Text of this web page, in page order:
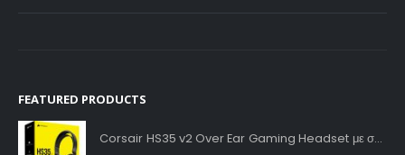
FEATURED PRODUCTS
Corsair HS35 v2 Over Ear Gaming Headset με σύνδεση 3.5mm Carbon for PC / PS4 / XBOX